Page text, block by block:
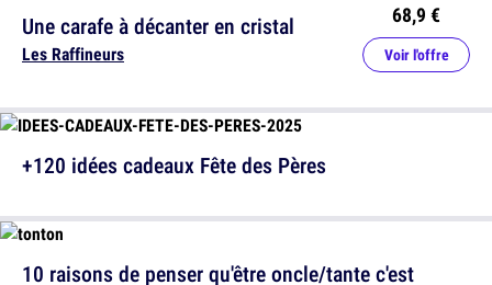
Une carafe à décanter en cristal
Les Raffineurs
68,9 €
Voir l'offre
+120 idées cadeaux Fête des Pères
10 raisons de penser qu'être oncle/tante c'est